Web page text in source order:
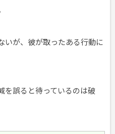
いが、彼が取ったある行動に
を誤ると待っているのは破